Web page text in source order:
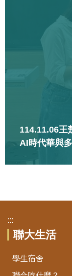
114.11.06王
AI時代華與
:::
聯大生活
學生宿舍